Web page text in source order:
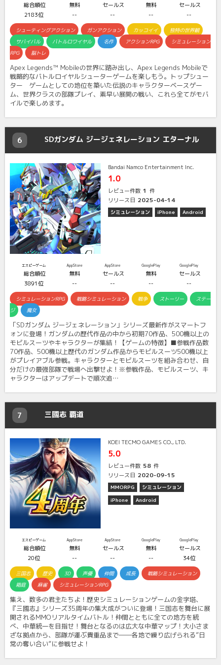
総合順位
2183位
無料
--
セールス
--
無料
--
セールス
--
シューティングアクション ガンアクション カッコイイ
独特の世界観
サバイバル
バトルロワイヤル 名作 アクションRPG
シミュレーション
RPG
脳トレ
Apex Legends™ Mobileの世界に踏み出し、Apex Legends Mobileで
戦略的なバトルロイヤルシューターゲームを楽しもう。トップシュー
ター ゲームとしての地位を築いた伝説のキャラクターベースゲー
ム、世界クラスの部隊プレイ、素早い展開の戦い、これら全てがモバ
イルで楽しめます。
6 SDガンダム ジージェネレーション エターナル
Bandai Namco Entertainment Inc.
1.0
レビュー件数 1 件
リリース日 2025-04-14
シミュレーション iPhone Android
エスピーゲーム
総合順位
3891位
AppStore
無料
--
AppStore
セールス
--
GooglePlay
無料
--
GooglePlay
セールス
--
シミュレーションRPG 戦略シミュレーション 戦争 ストーリー
ステー
ジ
魔女
「SDガンダム ジージェネレーション」シリーズ最新作がスマートフ
ォンに登場！ガンダムの歴代作品の中から初期70作品、500機以上の
モビルスーツやキャラクターが集結！【ゲームの特徴】■参戦作品数
70作品、500機以上歴代のガンダム作品からモビルスーツ500機以上
がプレイアブル参戦。キャラクターとモビルスーツを組み合わせ、自
分だけの最強部隊で戦場へ出撃せよ！※参戦作品、モビルスーツ、キ
ャラクターはアップデートで順次追…
7 三國志 覇道
KOEI TECMO GAMES CO., LTD.
5.0
レビュー件数 58 件
リリース日 2020-09-15
MMORPG
シミュレーション
iPhone
Android
エスピーゲーム
総合順位
20位
AppStore
無料
--
AppStore
セールス
--
GooglePlay
無料
--
GooglePlay
セールス
34位
三国志 歴史 3D 声優 仲間 成長
戦略シミュレーション
箱庭
麻雀 シミュレーションRPG
集え、数多の君主たちよ！歴史シミュレーションゲームの金字塔、
『三國志』シリーズ35周年の集大成がついに登場！三国志を舞台に展
開されるMMOリアルタイムバトル！仲間とともに全ての地方を統
べ、中華統一を目指せ！舞台となるのは広大な中華マップ！大小さま
ざな拠点から、部隊が運ぶ貴重品まで――各地で繰り広げられる”日
常の奪い合い”に参戦せよ！